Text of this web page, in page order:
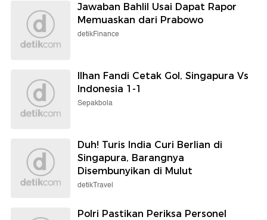
Jawaban Bahlil Usai Dapat Rapor
Memuaskan dari Prabowo
detikFinance
Ilhan Fandi Cetak Gol, Singapura Vs
Indonesia 1-1
Sepakbola
Duh! Turis India Curi Berlian di
Singapura, Barangnya
Disembunyikan di Mulut
detikTravel
Polri Pastikan Periksa Personel